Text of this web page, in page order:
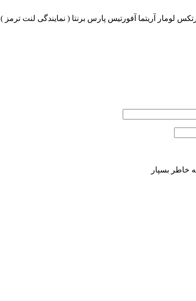
لومار آریتما آفورتیس پارس برنتا ( نمایندگی لنت ترمز )
خاطر بسپار